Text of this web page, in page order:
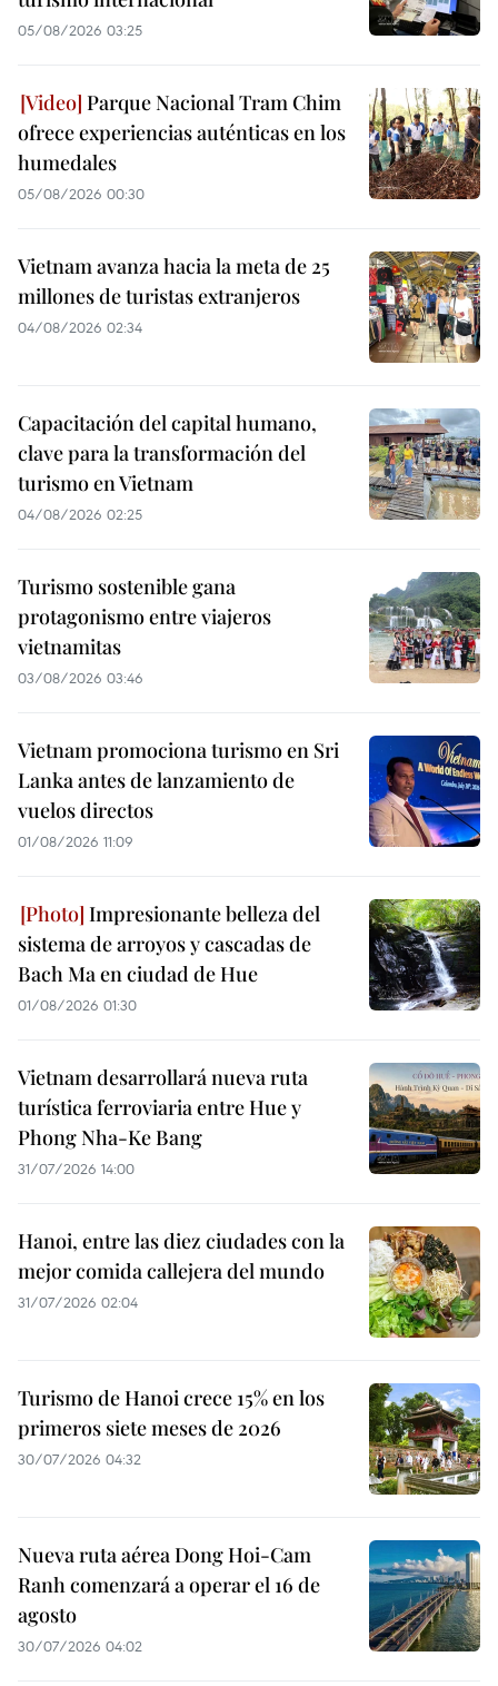
05/08/2026 03:25
Parque Nacional Tram Chim
ofrece experiencias auténticas en los
humedales
05/08/2026 00:30
Vietnam avanza hacia la meta de 25
millones de turistas extranjeros
04/08/2026 02:34
Capacitación del capital humano,
clave para la transformación del
turismo en Vietnam
04/08/2026 02:25
Turismo sostenible gana
protagonismo entre viajeros
vietnamitas
03/08/2026 03:46
Vietnam promociona turismo en Sri
Lanka antes de lanzamiento de
vuelos directos
01/08/2026 11:09
Impresionante belleza del
sistema de arroyos y cascadas de
Bach Ma en ciudad de Hue
01/08/2026 01:30
Vietnam desarrollará nueva ruta
turística ferroviaria entre Hue y
Phong Nha-Ke Bang
31/07/2026 14:00
Hanoi, entre las diez ciudades con la
mejor comida callejera del mundo
31/07/2026 02:04
Turismo de Hanoi crece 15% en los
primeros siete meses de 2026
30/07/2026 04:32
Nueva ruta aérea Dong Hoi-Cam
Ranh comenzará a operar el 16 de
agosto
30/07/2026 04:02